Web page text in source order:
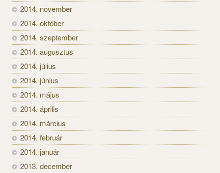
2014. november
2014. október
2014. szeptember
2014. augusztus
2014. július
2014. június
2014. május
2014. április
2014. március
2014. február
2014. január
2013. december